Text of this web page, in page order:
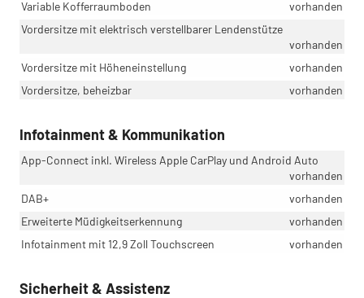
Variable Kofferraumboden
vorhanden
Vordersitze mit elektrisch verstellbarer Lendenstütze
vorhanden
Vordersitze mit Höheneinstellung
vorhanden
Vordersitze, beheizbar
vorhanden
Infotainment & Kommunikation
App-Connect inkl. Wireless Apple CarPlay und Android Auto
vorhanden
DAB+
vorhanden
Erweiterte Müdigkeitserkennung
vorhanden
Infotainment mit 12,9 Zoll Touchscreen
vorhanden
Sicherheit & Assistenz